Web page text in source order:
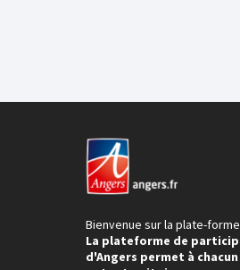
Bienvenue sur la plate-
La plateforme de
d'Angers permet à